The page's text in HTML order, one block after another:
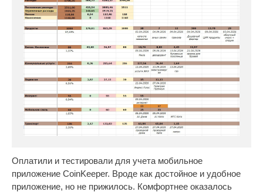
Оплатили и тестировали для учета мобильное
приложение CoinKeeper. Вроде как достойное и удобное
приложение, но не прижилось. Комфортнее оказалось